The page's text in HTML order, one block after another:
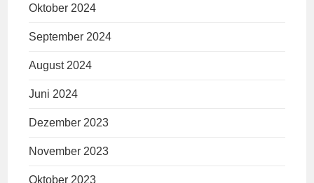
Oktober 2024
September 2024
August 2024
Juni 2024
Dezember 2023
November 2023
Oktober 2023